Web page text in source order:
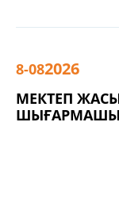
8-082026
МЕКТЕП